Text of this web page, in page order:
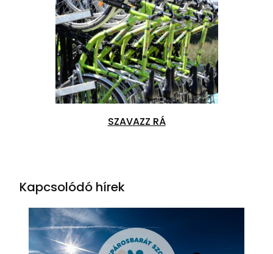
SZAVAZZ RÁ
Kapcsolódó hírek